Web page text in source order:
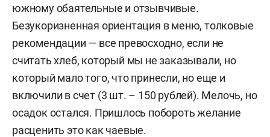
южному обаятельные и отзывчивые.
Безукоризненная ориентация в меню, толковые
рекомендации — все превосходно, если не
считать хлеб, который мы не заказывали, но
который мало того, что принесли, но еще и
включили в счет (3 шт. – 150 рублей). Мелочь, но
осадок остался. Пришлось побороть желание
расценить это как чаевые.